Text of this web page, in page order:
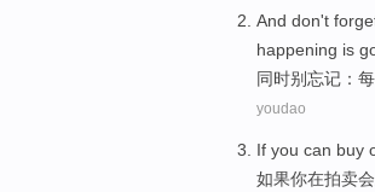
And don't
happening is
同时别忘记 ：
youdao
If you can buy
如果你在拍卖